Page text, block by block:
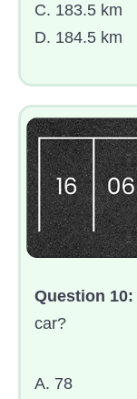
C. 183.5 km
D. 184.5 km
Question 10:
car?
A. 78